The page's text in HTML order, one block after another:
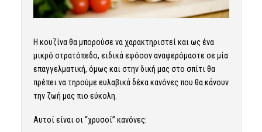
Η κουζίνα θα μπορούσε να χαρακτηριστεί και ως ένα
μικρό στρατόπεδο, ειδικά εφόσον αναφερόμαστε σε μία
επαγγελματική, όμως και στην δική μας στο σπίτι θα
πρέπει να τηρούμε ευλαβικά δέκα κανόνες που θα κάνουν
την ζωή μας πιο εύκολη.
Αυτοί είναι οι “χρυσοί” κανόνες: